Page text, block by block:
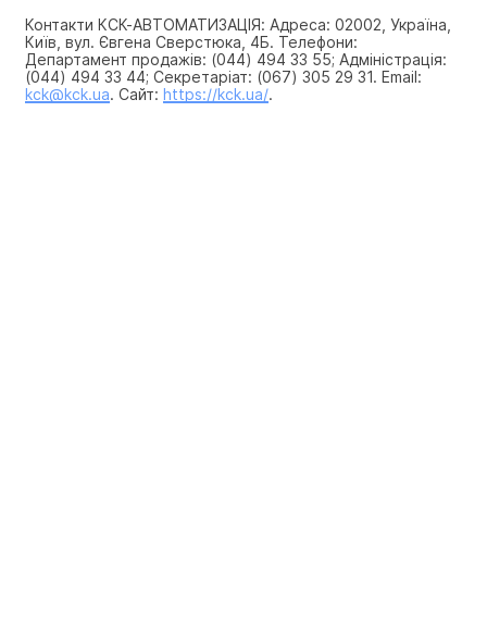
Контакти КСК-АВТОМАТИЗАЦІЯ: Адреса: 02002, Україна,
Київ, вул. Євгена Сверстюка, 4Б. Телефони:
Департамент продажів: (044) 494 33 55; Адміністрація:
(044) 494 33 44; Секретаріат: (067) 305 29 31. Email:
kck@kck.ua. Сайт: https://kck.ua/.